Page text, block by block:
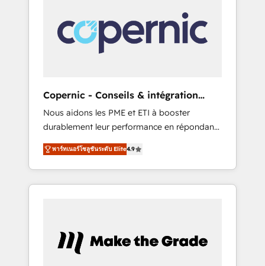
portal? We are built for the work.
our clients gain a unique advantage in CRM
architecture, pipeline generation, data
intelligence, and go-to-market execution.
days ⚡ - Global: 75+ RPers across five
continents 🌐 - Scale: Largest organically
grown & fastest tiering Elite HubSpot Partner
🪴 - Sales Hub: More implementations than
any other Partner 💻 - Migrations: We convert
Salesforce addicts to HubSpot evangelists 🧡
Don't hire a marketing agency for an Ops
Copernic - Conseils & intégration
HubSpot
Nous aidons les PME et ETI à booster
durablement leur performance en répondant
aux vrais défis : • Intégration de HubSpot
avec d’autres outils (ERP, téléphonie, etc.) •
Alignement des équipes grâce à un outil et
des données partagées • Amélioration de la
Notre équipe de 30 consultants certifiés
HubSpot aborde chaque projet avec un
พาร์ทเนอร์โซลูชันระดับ Elite4.9